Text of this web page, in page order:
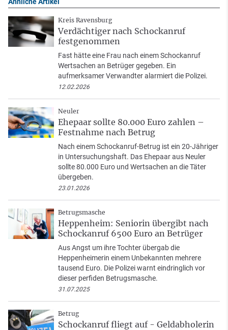
Ähnliche Artikel
Kreis Ravensburg
Verdächtiger nach Schockanruf
festgenommen
Fast hätte eine Frau nach einem Schockanruf
Wertsachen an Betrüger gegeben. Ein
aufmerksamer Verwandter alarmiert die Polizei.
12.02.2026
Neuler
Ehepaar sollte 80.000 Euro zahlen –
Festnahme nach Betrug
Nach einem Schockanruf-Betrug ist ein 20-Jähriger
in Untersuchungshaft. Das Ehepaar aus Neuler
sollte 80.000 Euro und Wertsachen an die Täter
übergeben.
23.01.2026
Betrugsmasche
Heppenheim: Seniorin übergibt nach
Schockanruf 6500 Euro an Betrüger
Aus Angst um ihre Tochter übergab die
Heppenheimerin einem Unbekannten mehrere
tausend Euro. Die Polizei warnt eindringlich vor
dieser perfiden Betrugsmasche.
31.07.2025
Betrug
Schockanruf fliegt auf - Geldabholerin